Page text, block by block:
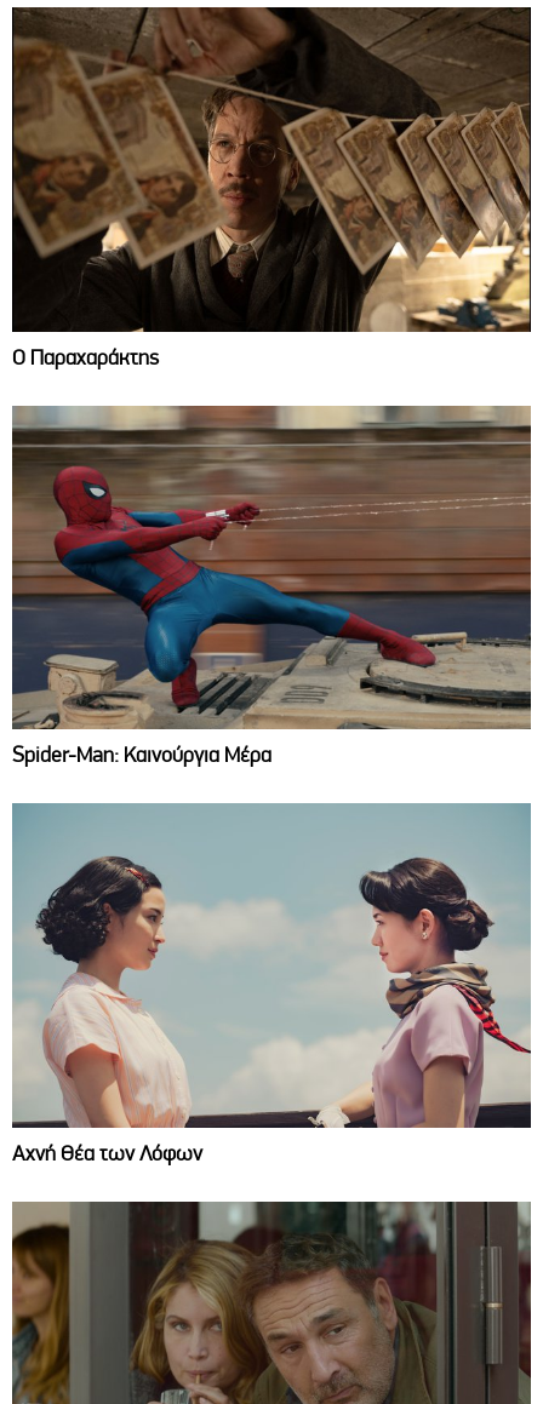
Ο Παραχαράκτης
Spider-Man: Καινούργια Μέρα
Αχνή Θέα των Λόφων